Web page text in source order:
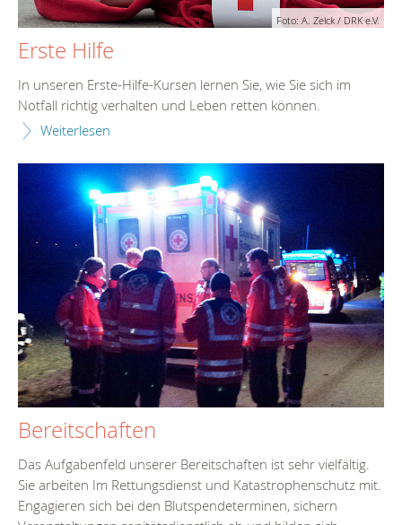
Foto: A. Zelck / DRK e.V.
Erste Hilfe
In unseren Erste-Hilfe-Kursen lernen Sie, wie Sie sich im
Notfall richtig verhalten und Leben retten können.
Weiterlesen
Bereitschaften
Das Aufgabenfeld unserer Bereitschaften ist sehr vielfältig.
Sie arbeiten Im Rettungsdienst und Katastrophenschutz mit.
Engagieren sich bei den Blutspendeterminen, sichern